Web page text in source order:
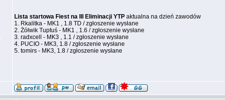
Lista startowa Fiest na III Eliminacji YTP aktualna na dzień zawodów
1. Rkalitka - MK1 , 1.8 TD / zgłoszenie wysłane
2. Żółwik Tuptuś - MK1 , 1.6 / zgłoszenie wysłane
3. radxcell - MK3 , 1.1 / zgłoszenie wysłane
4. PUCIO - MK3, 1.8 / zgłoszenie wysłane
5. tomirs - MK3, 1.8 / zgłoszenie wysłane